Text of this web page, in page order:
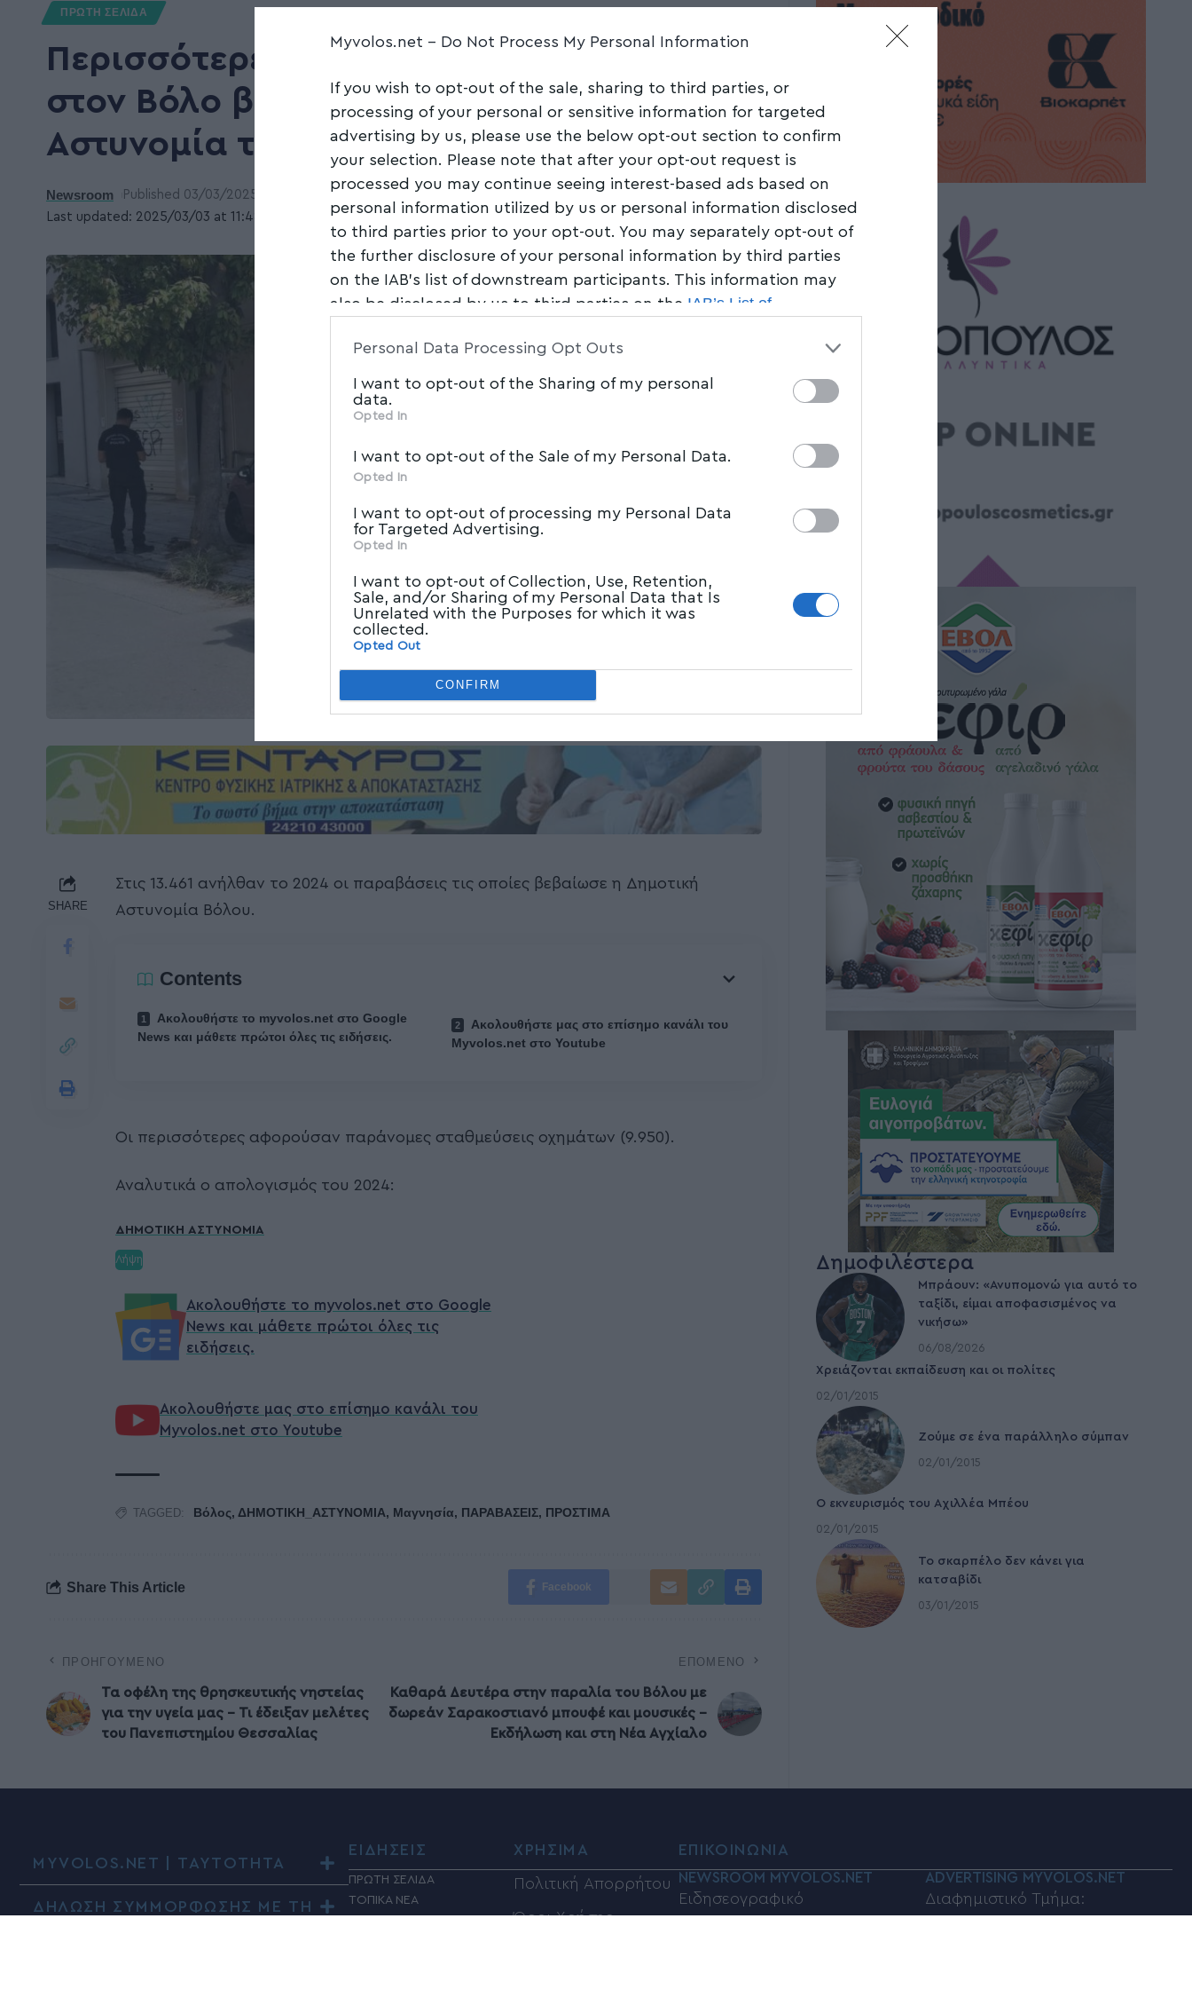
Myvolos.net - Do Not Process My Personal Information
If you wish to opt-out of the sale, sharing to third parties, or
processing of your personal or sensitive information for targeted
advertising by us, please use the below opt-out section to confirm
your selection. Please note that after your opt-out request is
processed you may continue seeing interest-based ads based on
personal information utilized by us or personal information disclosed
to third parties prior to your opt-out. You may separately opt-out of
the further disclosure of your personal information by third parties
on the IAB’s list of downstream participants. This information may
also be disclosed by us to third parties on the IAB’s List of
parties.
Personal Data Processing Opt Outs
I want to opt-out of the Sharing of my personal
data.
Opted In
I want to opt-out of the Sale of my Personal Data.
Opted In
I want to opt-out of processing my Personal Data
for Targeted Advertising.
Opted In
I want to opt-out of Collection, Use, Retention,
Sale, and/or Sharing of my Personal Data that Is
Unrelated with the Purposes for which it was
collected.
Opted Out
CONFIRM
ΠΡΩΤΗ ΣΕΛΙΔΑ
Περισσότερες από 13.000 παραβάσεις
στον Βόλο βεβαίωσε η Δημοτική
Αστυνομία το 2024
Last updated: 2025/03/03 at 11:48 ΠΜ
Newsroom Published 03/03/2025
Share 0 Min Read
SHARE
Στις 13.461 ανήλθαν το 2024 οι παραβάσεις τις οποίες βεβαίωσε η Δημοτική
Αστυνομία Βόλου.
Contents
Ακολουθήστε το myvolos.net στο Google
News και μάθετε πρώτοι όλες τις ειδήσεις.
Ακολουθήστε μας στο επίσημο κανάλι του
Myvolos.net στο Youtube
Οι περισσότερες αφορούσαν παράνομες σταθμεύσεις οχημάτων (9.950).
Αναλυτικά ο απολογισμός του 2024:
ΔΗΜΟΤΙΚΗ ΑΣΤΥΝΟΜΙΑ
Λήψη
Ακολουθήστε το myvolos.net στο Google
News και μάθετε πρώτοι όλες τις
ειδήσεις.
Ακολουθήστε μας στο επίσημο κανάλι του
Myvolos.net στο Youtube
TAGGED: Βόλος, ΔΗΜΟΤΙΚΗ_ΑΣΤΥΝΟΜΙΑ, Μαγνησία, ΠΑΡΑΒΑΣΕΙΣ, ΠΡΟΣΤΙΜΑ
Share This Article Facebook
ΠΡΟΗΓΟΎΜΕΝΟ
Τα οφέλη της θρησκευτικής νηστείας
για την υγεία μας – Τι έδειξαν μελέτες
του Πανεπιστημίου Θεσσαλίας
ΕΠΌΜΕΝΟ
Καθαρά Δευτέρα στην παραλία του Βόλου με
δωρεάν Σαρακοστιανό μπουφέ και μουσικές –
Εκδήλωση και στη Νέα Αγχίαλο
Δημοφιλέστερα
Μπράουν: «Ανυπομονώ για αυτό το
ταξίδι, είμαι αποφασισμένος να
νικήσω»
06/08/2026
Χρειάζονται εκπαίδευση και οι πολίτες
02/01/2015
Ζούμε σε ένα παράλληλο σύμπαν
02/01/2015
Ο εκνευρισμός του Αχιλλέα Μπέου
02/01/2015
To σκαρπέλο δεν κάνει για
κατσαβίδι
03/01/2015
MYVOLOS.NET | ΤΑΥΤΟΤΗΤΑ
ΔΗΛΩΣΗ ΣΥΜΜΟΡΦΩΣΗΣ ΜΕ ΤΗ
ΕΙΔΗΣΕΙΣ
ΠΡΩΤΗ ΣΕΛΙΔΑ
ΤΟΠΙΚΑ ΝΕΑ
ΧΡΗΣΙΜΑ
Πολιτική Απορρήτου
Όροι Χρήσης
ΕΠΙΚΟΙΝΩΝΙΑ
NEWSROOM MYVOLOS.NET
Ειδησεογραφικό
ADVERTISING MYVOLOS.NET
Διαφημιστικό Τμήμα: